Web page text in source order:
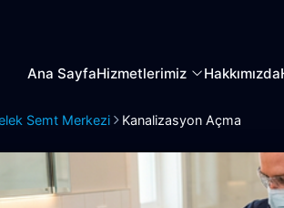
Ana SayfaHizmetlerimiz Hakkımızda
Semt Merkezi Kanalizasyon Açma